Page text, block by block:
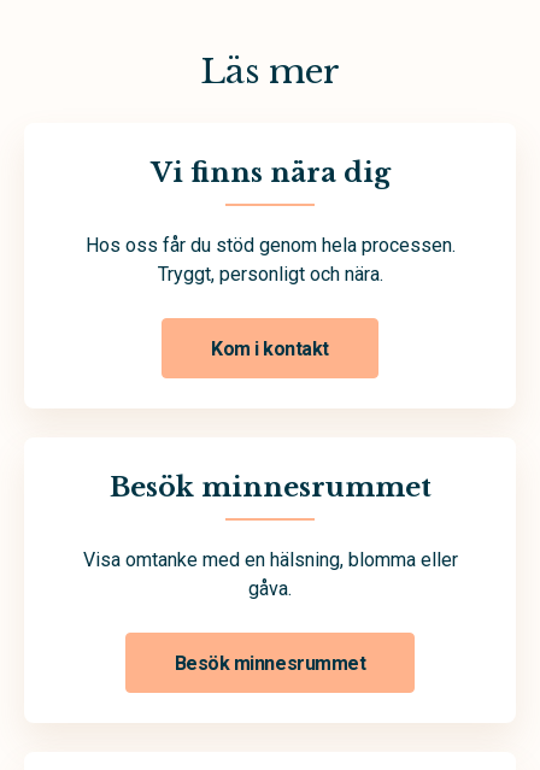
Läs mer
Vi finns nära dig
Hos oss får du stöd genom hela processen.
Tryggt, personligt och nära.
Kom i kontakt
Besök minnesrummet
Visa omtanke med en hälsning, blomma eller
gåva.
Besök minnesrummet